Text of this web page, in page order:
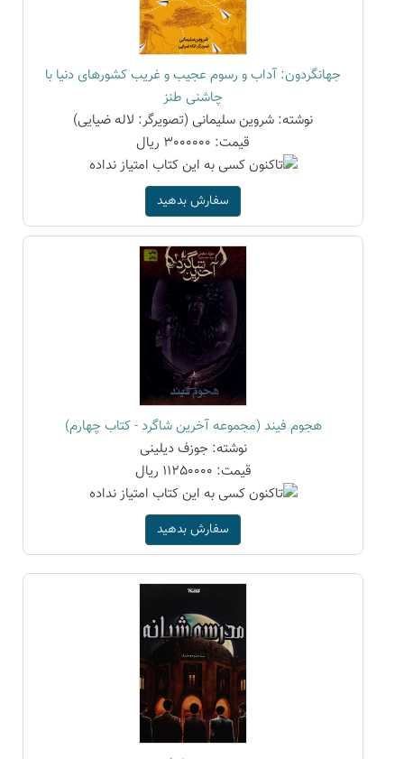
جهانگردون: آداب و رسوم عجیب و غریب کشورهای دنیا با
چاشنی طنز
نوشته: شروین سلیمانی (تصویرگر: لاله ضیایی)
قیمت: 3000000 ریال
سفارش بدهید
هجوم فیند (مجموعه آخرین شاگرد - کتاب چهارم)
نوشته: جوزف دیلینی
قیمت: 11250000 ریال
سفارش بدهید